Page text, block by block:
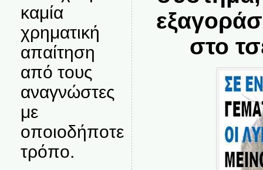
καμία
χρηματική
απαίτηση
από τους
αναγνώστες
με
οποιοδήποτε
τρόπο.
στο